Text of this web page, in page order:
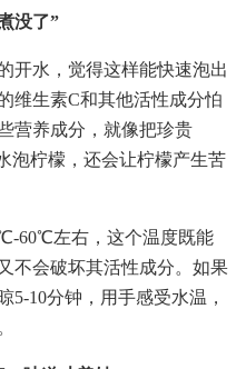
没了”
开水，觉得这样能快速泡出
维生素C和其他活性成分怕
营养成分，就像把珍贵
泡柠檬，还会让柠檬产生苦
60℃左右，这个温度既能
不会破坏其活性成分。如果
5-10分钟，用手感受水温，